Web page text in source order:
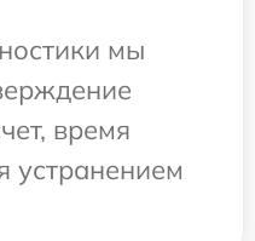
мы
время
устранением